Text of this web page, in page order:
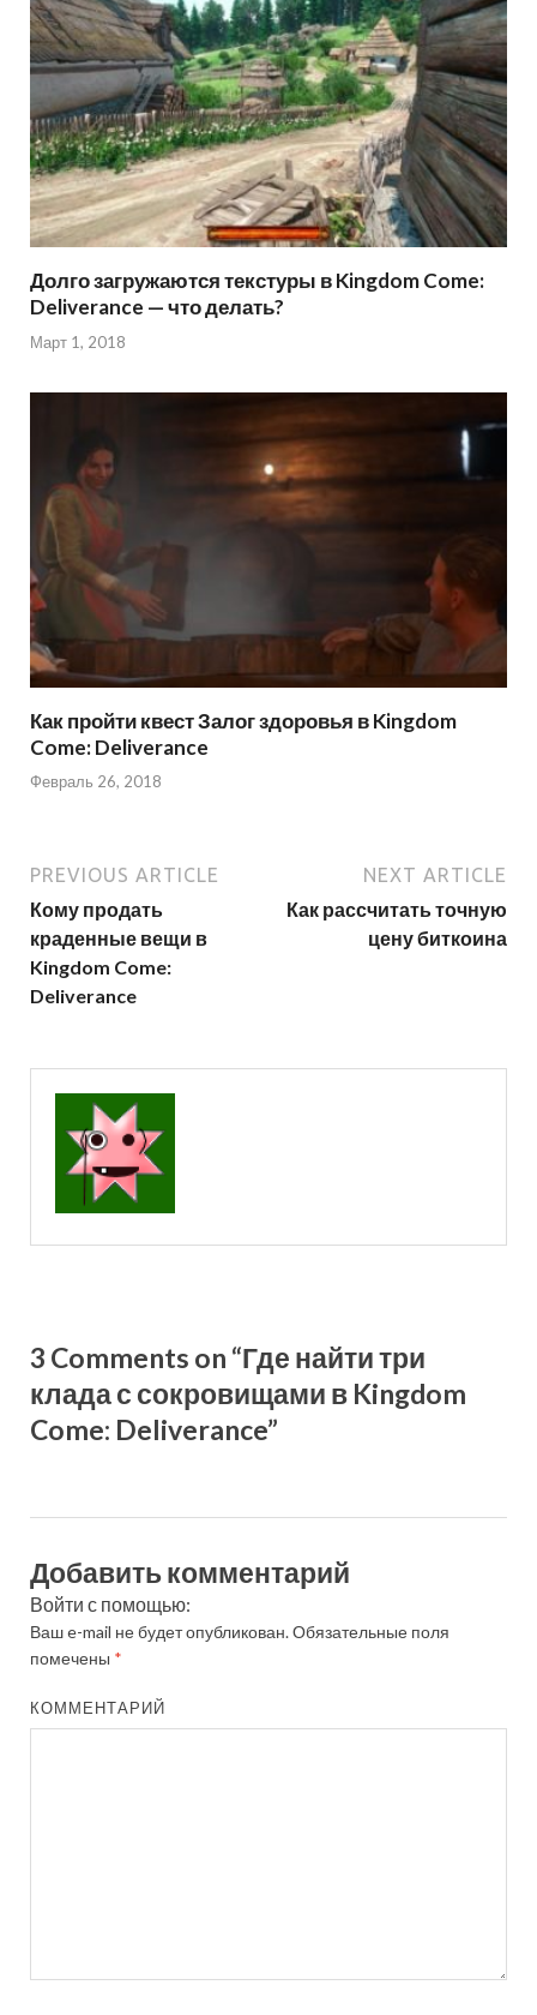
Долго загружаются текстуры в Kingdom Come:
Deliverance — что делать?
Март 1, 2018
Как пройти квест Залог здоровья в Kingdom
Come: Deliverance
Февраль 26, 2018
PREVIOUS ARTICLE
Кому продать
краденные вещи в
Kingdom Come:
Deliverance
NEXT ARTICLE
Как рассчитать точную
цену биткоина
3 Comments on “Где найти три
клада с сокровищами в Kingdom
Come: Deliverance”
Добавить комментарий
Войти с помощью:
Ваш e-mail не будет опубликован.Обязательные поля
помечены *
КОММЕНТАРИЙ